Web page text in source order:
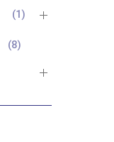
(1)
(8)